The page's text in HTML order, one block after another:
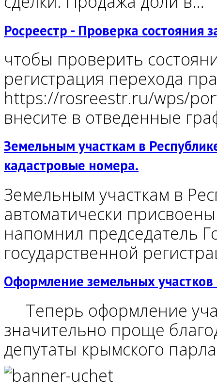
Росреестр - Проверка состояния
чтобы проверить
регистрация перехода
https://rosreestr.ru/wps/
внесите в отведенные
Земельным участкам в
кадастровые номера.
Земельным участкам в
автоматически
напомнил председатель
государственной
Оформление земельных
Теперь оформление
значительно проще
депутаты крымского